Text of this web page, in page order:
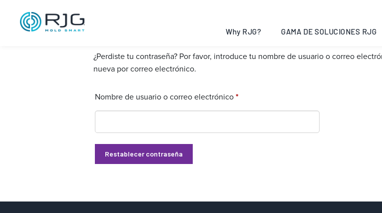
contenido
Why RJG? GAMA DE SOLUCIONES RJG
¿Perdiste tu contraseña? Por favor, introduce tu nombre de usuario o correo
nueva por correo electrónico.
Nombre de usuario o correo electrónico*
Restablecer contraseña